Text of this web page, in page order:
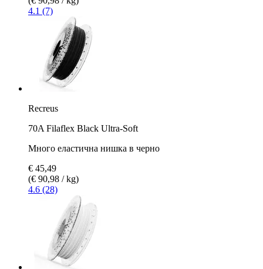
4.1 (7)
Recreus
70A Filaflex Black Ultra-Soft
Много еластична нишка в черно
€ 45,49
(€ 90,98 / kg)
4.6 (28)